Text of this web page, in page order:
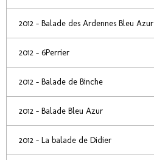
2012 - Balade des Ardennes Bleu Azur
2012 - 6Perrier
2012 - Balade de Binche
2012 - Balade Bleu Azur
2012 - La balade de Didier